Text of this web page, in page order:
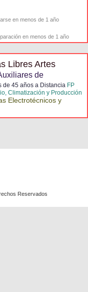
en menos de 1 año
en menos de 1 año
Libres Artes
de
de 45 años a Distancia FP
Climatización y Producción
Electrotécnicos y
Reservados